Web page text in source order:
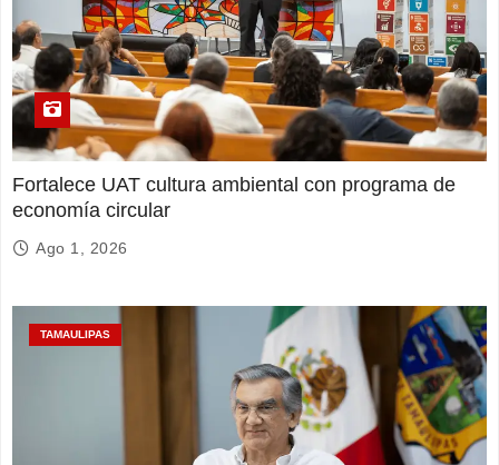
Fortalece UAT cultura ambiental con programa de
economía circular
Ago 1, 2026
TAMAULIPAS